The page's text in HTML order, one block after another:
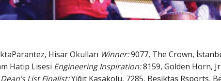
Hisar Okulları Winner:9077, The Crown,
Hatip Lisesi Engineering Inspiration:8159, Golden Horn,
Dean’s List Finalist:Yiğit Kasakolu, 7285, Beşiktaş Rsports,